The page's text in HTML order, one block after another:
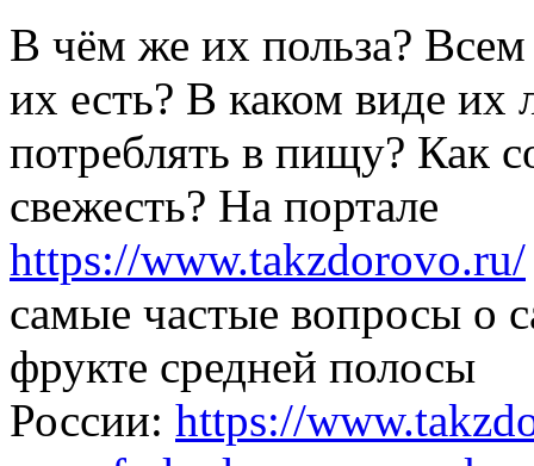
В чём же их польза?
их есть? В каком виде их
потреблять в пищу? Как
свежесть? На портале
https://www.takzdorovo.ru/
самые частые вопросы о
фрукте средней полосы
России: https://